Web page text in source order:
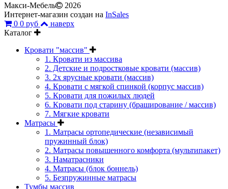
Макси-Мебель
2026
Интернет-магазин создан на InSales
0 0 руб
наверх
Каталог
Кровати "массив"
1. Кровати из массива
2. Детские и подростковые кровати (массив)
3. 2х ярусные кровати (массив)
4. Кровати с мягкой спинкой (корпус массив)
5. Кровати для пожилых людей
6. Кровати под старину (браширование / массив)
7. Мягкие кровати
Матрасы
1. Матрасы ортопедические (независимый
пружинный блок)
2. Матрасы повышенного комфорта (мультипакет)
3. Наматрасники
4. Матрасы (блок боннель)
5. Безпружинные матрасы
Тумбы массив